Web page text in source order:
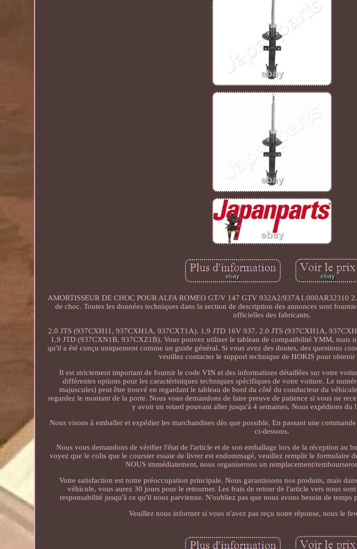
AMORTISSEUR DE CHOC POUR ALFA ROMEO GT/V 147 GTV 932A2/937A1.000AR32310
de choc. Toutes les données techniques dans la section de description des annonces sont
officielles des fabricants.
2.0 JTS (937CXH11, 937CXH1A, 937CXT1A). 1.9 JTD 16V 937. 2.0 JTS (937CXH1A,
1.9 JTD (937CXN1B, 937CXZ1B). Vous pouvez utiliser le tableau de compatibilité YMM, mais
qu'il a été conçu uniquement comme un guide général. Si vous avez des doutes, des questions
veuillez contacter le support technique de HOKIS pour obtenir
Il est strictement important de fournir le code VIN et des informations détaillées sur votre
différentes options pour les caractéristiques techniques spécifiques de votre voiture. Le
majuscules) peut être trouvé en regardant le tableau de bord du côté du conducteur du
regardez le montant de la porte. Nous vous demandons de faire preuve de patience si vous ne
y avoir un retard pouvant aller jusqu'à 4 semaines. Nous expédions du
Nous visons à emballer et expédier les marchandises dès que possible. En passant une
ci-dessous.
Nous vous demandons de vérifier l'état de l'article et de son emballage lors de la réception au
voyez que le colis que le coursier essaie de livrer est endommagé, veuillez remplir le formulaire
NOUS immédiatement, nous organiserons un remplacement/
Votre satisfaction est notre préoccupation principale. Nous garantissons nos produits, mais
véhicule, vous aurez 30 jours pour le retourner. Les frais de retour de l'article vers nous
responsabilité jusqu'à ce qu'il nous parvienne. N'oubliez pas que nous avons besoin de temps
Veuillez nous informer si vous n'avez pas reçu notre réponse, nous le